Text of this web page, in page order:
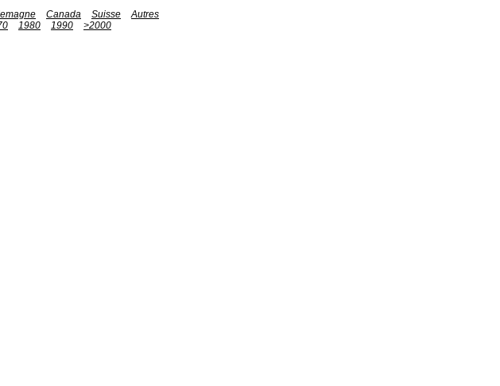
Canada Suisse
Autres
1980 1990
>2000